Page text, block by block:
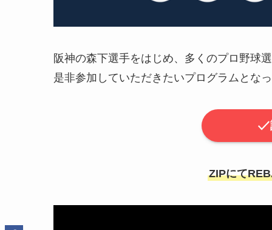
阪神の森下選手をはじめ、多くのプロ野球
是非参加していただきたいプログラムとな
ZIPにて